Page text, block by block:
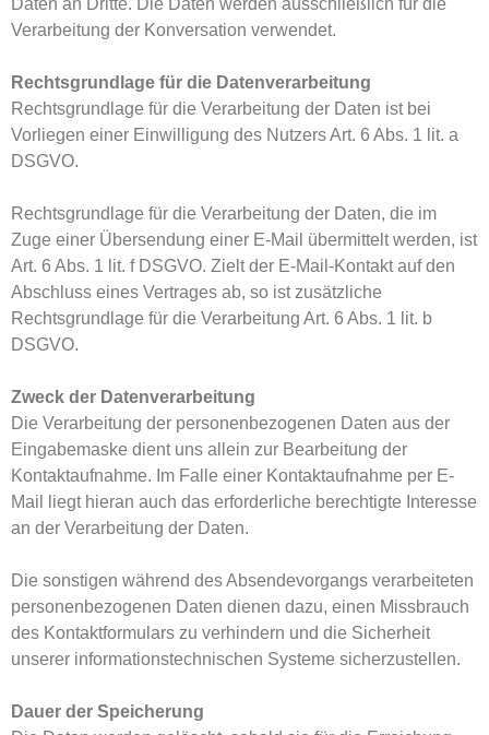
Daten an Dritte. Die Daten werden ausschließlich für die
Verarbeitung der Konversation verwendet.
Rechtsgrundlage für die Datenverarbeitung
Rechtsgrundlage für die Verarbeitung der Daten ist bei
Vorliegen einer Einwilligung des Nutzers Art. 6 Abs. 1 lit. a
DSGVO.
Rechtsgrundlage für die Verarbeitung der Daten, die im
Zuge einer Übersendung einer E-Mail übermittelt werden, ist
Art. 6 Abs. 1 lit. f DSGVO. Zielt der E-Mail-Kontakt auf den
Abschluss eines Vertrages ab, so ist zusätzliche
Rechtsgrundlage für die Verarbeitung Art. 6 Abs. 1 lit. b
DSGVO.
Zweck der Datenverarbeitung
Die Verarbeitung der personenbezogenen Daten aus der
Eingabemaske dient uns allein zur Bearbeitung der
Kontaktaufnahme. Im Falle einer Kontaktaufnahme per E-
Mail liegt hieran auch das erforderliche berechtigte Interesse
an der Verarbeitung der Daten.
Die sonstigen während des Absendevorgangs verarbeiteten
personenbezogenen Daten dienen dazu, einen Missbrauch
des Kontaktformulars zu verhindern und die Sicherheit
unserer informationstechnischen Systeme sicherzustellen.
Dauer der Speicherung